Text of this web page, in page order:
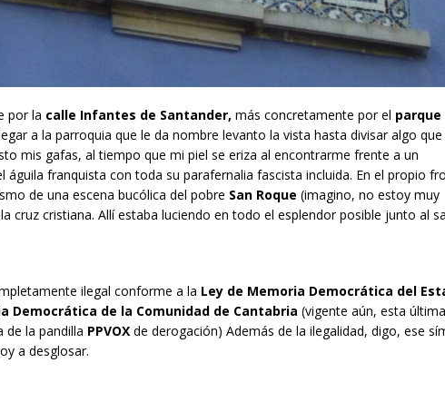
por la calle Infantes de Santander, más concretamente por el parque
a la parroquia que le da nombre levanto la vista hasta divisar algo
mis gafas, al tiempo que mi piel se eriza al encontrarme frente a un
águila franquista con toda su parafernalia fascista incluida. En el propio
de una escena bucólica del pobre San Roque (imagino, no estoy muy
cruz cristiana. Allí estaba luciendo en todo el esplendor posible junto al
ilegal conforme a la Ley de Memoria Democrática del
Democrática de la Comunidad de Cantabria (vigente aún, esta
de la pandilla PPVOX de derogación) Además de la ilegalidad, digo, ese
a desglosar.